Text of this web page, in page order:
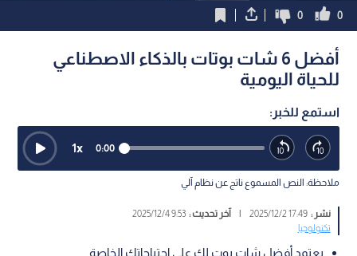
0
0
أفضل 6 شات بوتات بالذكاء الاصطناعي
للحياة اليومية
استمع للخبر:
0:00
1x
ملاحظة: النص المسموع ناتج عن نظام آلي
نشر :17:49 2025/12/2
| آخر تحديث :9:53 2025/12/4
تكنولوجيا
يعتمد أفضل شات بوت لك على احتياجاتك الخاصة